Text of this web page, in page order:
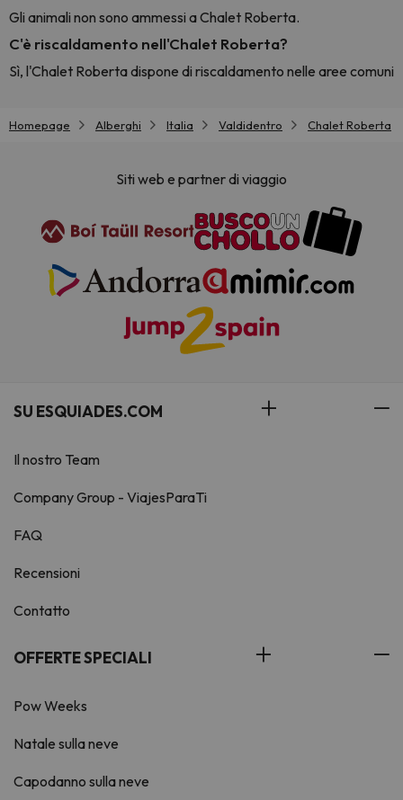
Gli animali non sono ammessi a Chalet Roberta.
C'è riscaldamento nell'Chalet Roberta?
Sì, l'Chalet Roberta dispone di riscaldamento nelle aree comuni
Homepage Alberghi Italia Valdidentro Chalet Roberta
Siti web e partner di viaggio
SU ESQUIADES.COM
Il nostro Team
Company Group - ViajesParaTi
FAQ
Recensioni
Contatto
OFFERTE SPECIALI
Pow Weeks
Natale sulla neve
Capodanno sulla neve